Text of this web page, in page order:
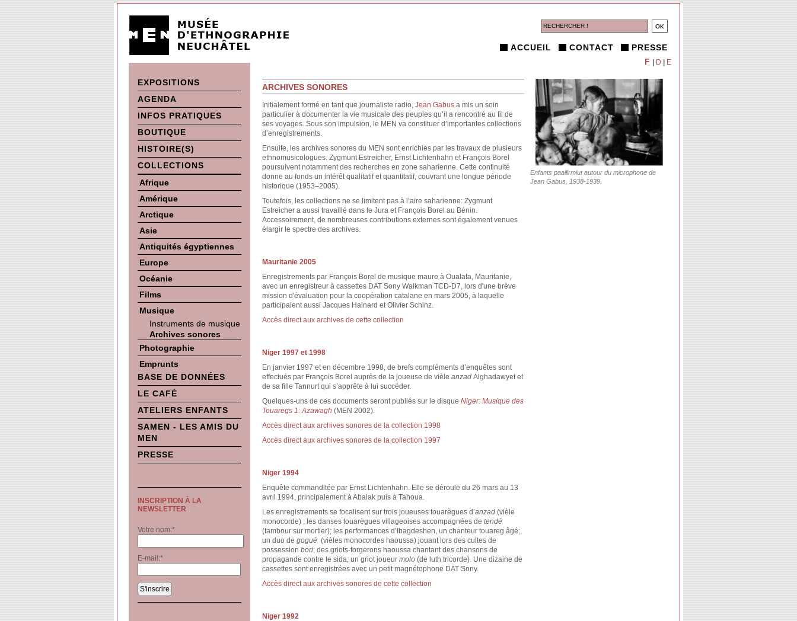
ACCUEIL CONTACT PRESSE
EXPOSITIONS
AGENDA
INFOS PRATIQUES
BOUTIQUE
HISTOIRE(S)
COLLECTIONS
Afrique
Amérique
Arctique
Asie
Antiquités égyptiennes
Europe
Océanie
Films
Musique
Instruments de musique
Archives sonores
Photographie
Emprunts
BASE DE DONNÉES
LE CAFÉ
ATELIERS ENFANTS
SAMEN - LES AMIS DU
MEN
PRESSE
INSCRIPTION À LA
NEWSLETTER
Votre nom:*
E-mail:*
S'inscrire
ARCHIVES SONORES
Initialement formé en tant que journaliste radio, Jean Gabus a mis un soin
particulier à documenter la vie musicale des peuples qu’il a rencontré au fil de
ses voyages. Sous son impulsion, le MEN va constituer d’importantes collections
d’enregistrements.
Ensuite, les archives sonores du MEN sont enrichies par les travaux de plusieurs
ethnomusicologues. Zygmunt Estreicher, Ernst Lichtenhahn et François Borel
poursuivent notamment des recherches en zone saharienne. Cette continuité
donne au fonds un intérêt qualitatif et quantitatif, couvrant une longue période
historique (1953–2005).
Toutefois, les collections ne se limitent pas à l’aire saharienne: Zygmunt
Estreicher a aussi travaillé dans le Jura et François Borel au Bénin.
Accessoirement, de nombreuses contributions externes sont également venues
élargir le spectre des archives.
Mauritanie 2005
Enregistrements par François Borel de musique maure à Oualata, Mauritanie,
avec un enregistreur à cassettes DAT Sony Walkman TCD-D7, lors d'une brève
mission d'évaluation pour la coopération catalane en mars 2005, à laquelle
participaient aussi Jacques Hainard et Olivier Schinz.
Accès direct aux archives de cette collection
Niger 1997 et 1998
En janvier 1997 et en décembre 1998, de brefs compléments d’enquêtes sont
effectués par François Borel auprès de la joueuse de vièle anzad Alghadawyet et
de sa fille Tannurt qui s’apprête à lui succéder.
Quelques-uns de ces documents seront publiés sur le disque Niger: Musique des
Touaregs 1:Azawagh (MEN 2002).
Accès direct aux archives sonores de la collection 1998
Accès direct aux archives sonores de la collection 1997
Niger 1994
Enquête commanditée par Ernst Lichtenhahn. Elle se déroule du 26 mars au 13
avril 1994, principalement à Abalak puis à Tahoua.
Les enregistrements se focalisent sur trois joueuses touarègues d’anzad (vièle
monocorde) ; les danses touarègues villageoises accompagnées de tendé
(tambour sur mortier); les performances d’Ibagdeshen, un chanteur touareg âgé;
un duo de gogué (vièles monocordes haoussa) jouant lors des cultes de
possession bori; des griots-forgerons haoussa chantant des chansons de
propagande contre le sida; un griot joueur molo (de luth tricorde). Une dizaine de
cassettes sont enregistrées avec un petit magnétophone DAT Sony.
Accès direct aux archives sonores de cette collection
Niger 1992
Enfants paallirmiut autour du microphone de
Jean Gabus, 1938-1939.
F D E